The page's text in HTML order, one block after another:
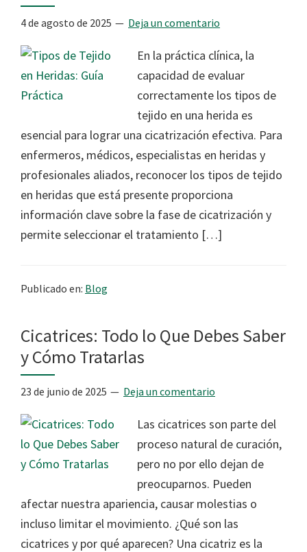
4 de agosto de 2025 Deja un comentario
En la práctica clínica, la
capacidad de evaluar
correctamente los tipos de
tejido en una herida es
esencial para lograr una cicatrización efectiva. Para
enfermeros, médicos, especialistas en heridas y
profesionales aliados, reconocer los tipos de tejido
en heridas que está presente proporciona
información clave sobre la fase de cicatrización y
permite seleccionar el tratamiento […]
Publicado en: Blog
Cicatrices: Todo lo Que Debes Saber
y Cómo Tratarlas
23 de junio de 2025 Deja un comentario
Las cicatrices son parte del
proceso natural de curación,
pero no por ello dejan de
preocuparnos. Pueden
afectar nuestra apariencia, causar molestias o
incluso limitar el movimiento. ¿Qué son las
cicatrices y por qué aparecen? Una cicatriz es la